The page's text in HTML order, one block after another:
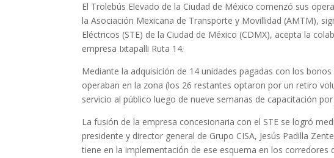
El Trolebús Elevado de la Ciudad de México comenzó sus
la Asociación Mexicana de Transporte y Movillidad (AMTM),
Eléctricos (STE) de la Ciudad de México (CDMX), acepta la
empresa Ixtapalli Ruta 14.
Mediante la adquisición de 14 unidades pagadas con los
operaban en la zona (los 26 restantes optaron por un retiro
servicio al público luego de nueve semanas de capacitación
La fusión de la empresa concesionaria con el STE se logró
presidente y director general de Grupo CISA, Jesús Padilla
tiene en la implementación de ese esquema en los